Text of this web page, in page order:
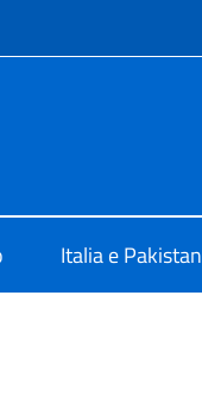
Italia e Pakistan